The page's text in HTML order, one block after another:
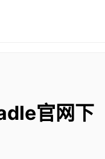
官网下